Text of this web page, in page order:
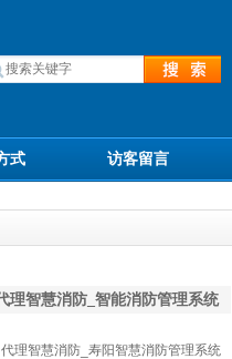
式 访客留言
理智慧消防_智能消防管理系统
理智慧消防_寿阳智慧消防管理系统